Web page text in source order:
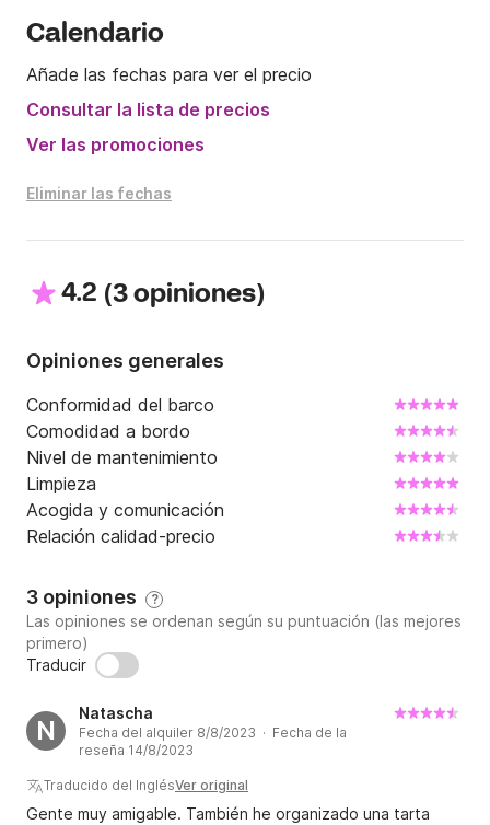
Calendario
Añade las fechas para ver el precio
Consultar la lista de precios
Ver las promociones
Eliminar las fechas
4.2 (3 opiniones)
Opiniones generales
Conformidad del barco
Comodidad a bordo
Nivel de mantenimiento
Limpieza
Acogida y comunicación
Relación calidad-precio
3 opiniones ?
Las opiniones se ordenan según su puntuación (las mejores
primero)
Traducir
N
Natascha
Fecha del alquiler 8/8/2023 · Fecha de la
reseña 14/8/2023
Traducido del InglésVer original
Gente muy amigable. También he organizado una tarta